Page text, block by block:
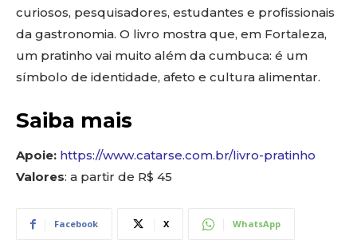
curiosos, pesquisadores, estudantes e profissionais
da gastronomia. O livro mostra que, em Fortaleza,
um pratinho vai muito além da cumbuca: é um
símbolo de identidade, afeto e cultura alimentar.
Saiba mais
Apoie: https://www.catarse.com.br/livro-pratinho
Valores: a partir de R$ 45
Facebook X WhatsApp